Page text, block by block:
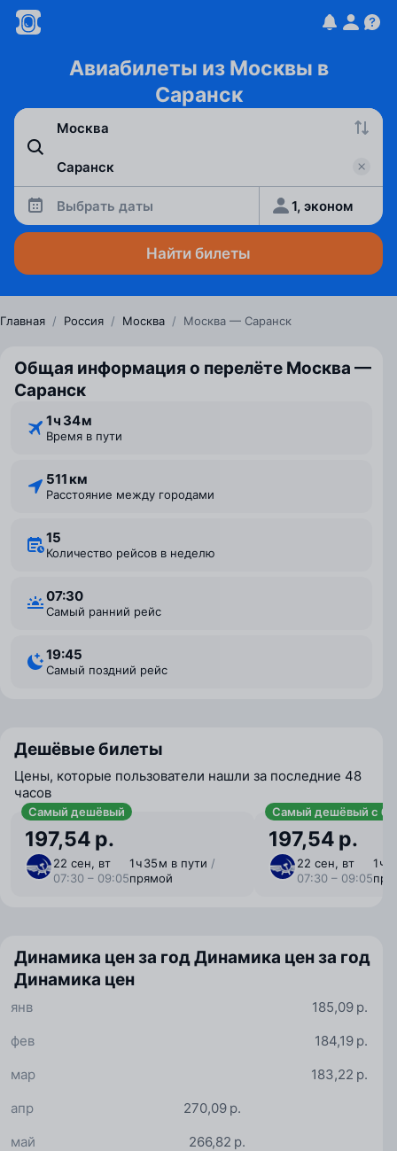
Авиабилеты из Москвы в
Саранск
Выбрать даты 1, эконом
Найти билеты
Главная / Россия / Москва / Москва — Саранск
Общая информация о перелёте Москва —
Саранск
1 ⁠ч 34 ⁠м
Время в пути
511 км
Расстояние между городами
15
Количество рейсов в неделю
07:30
Самый ранний рейс
19:45
Самый поздний рейс
Дешёвые билеты
Цены, которые пользователи нашли за последние 48
часов
Самый дешёвый
197,54 р.
22 сен, вт
07:30 – 09:05
1 ⁠ч 35 ⁠м в пути /
прямой
Самый дешёвый с
197,54 р.
22 сен, вт
07:30 – 09:05
1 ⁠ч
Динамика цен за годДинамика цен за год
Динамика цен
185,09 р.
янв
184,19 р.
фев
183,22 р.
мар
270,09 р.
апр
266,82 р.
май